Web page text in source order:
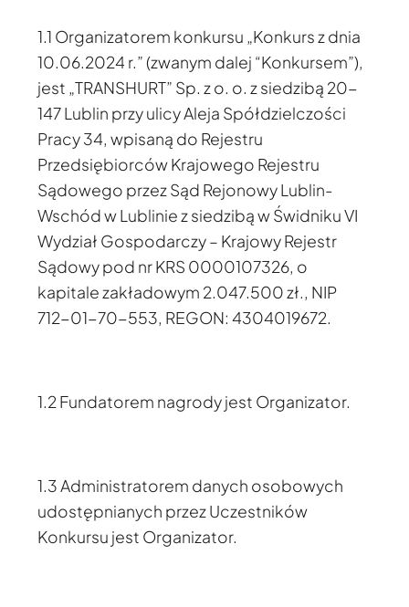
1.1 Organizatorem konkursu „Konkurs z dnia
10.06.2024 r.” (zwanym dalej “Konkursem”),
jest „TRANSHURT” Sp. z o. o. z siedzibą 20-
147 Lublin przy ulicy Aleja Spółdzielczości
Pracy 34, wpisaną do Rejestru
Przedsiębiorców Krajowego Rejestru
Sądowego przez Sąd Rejonowy Lublin-
Wschód w Lublinie z siedzibą w Świdniku VI
Wydział Gospodarczy – Krajowy Rejestr
Sądowy pod nr KRS 0000107326, o
kapitale zakładowym 2.047.500 zł., NIP
712-01-70-553, REGON: 4304019672.
1.2 Fundatorem nagrody jest Organizator.
1.3 Administratorem danych osobowych
udostępnianych przez Uczestników
Konkursu jest Organizator.